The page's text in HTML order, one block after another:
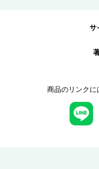
サ
商品のリンクに